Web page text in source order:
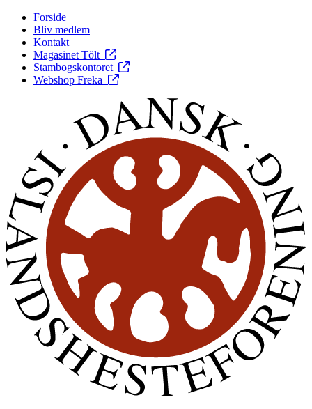
Forside
Bliv medlem
Kontakt
Magasinet Tölt
Stambogskontoret
Webshop Freka